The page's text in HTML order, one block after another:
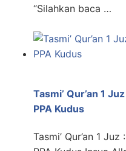
“Silahkan baca …
Tasmi’ Qur’an 1
PPA Kudus
Tasmi’ Qur’an 1